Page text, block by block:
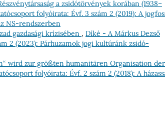
a zsidótörvények korában (1938–
folyóirata: Évf. 3 szám 2 (2019): A
NS-rendszerben
gazdasági krízisében , Díké - A Márkus Dezső
2 (2023): Párhuzamok jogi kultúránk zsidó-
wird zur größten humanitären Organisation der
folyóirata: Évf. 2 szám 2 (2018): A